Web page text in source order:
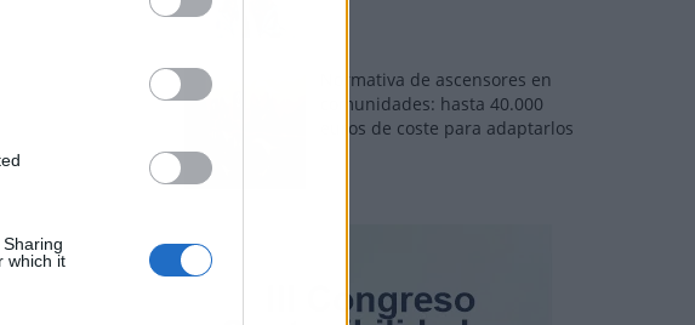
which it
Normativa de ascensores en
comunidades: hasta 40.000
euros de coste para adaptarlos